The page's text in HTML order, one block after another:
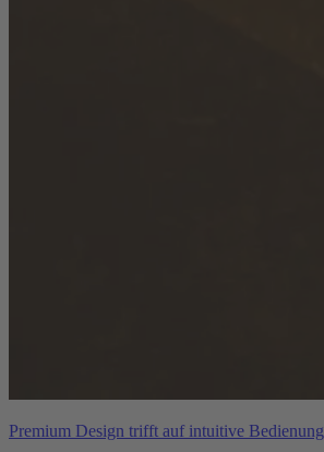
Premium Design trifft auf intuitive Bedienung